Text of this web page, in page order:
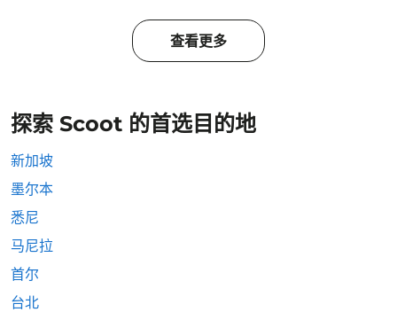
查看更多
探索 Scoot 的首选目的地
新加坡
墨尔本
悉尼
马尼拉
首尔
台北